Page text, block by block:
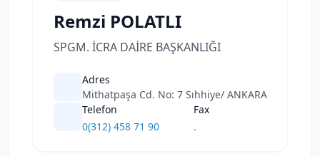
Remzi POLATLI
SPGM. İCRA DAİRE BAŞKANLIĞI
Adres
Mithatpaşa Cd. No: 7 Sıhhiye/ ANKARA
Telefon
0(312) 458 71 90
Fax
.